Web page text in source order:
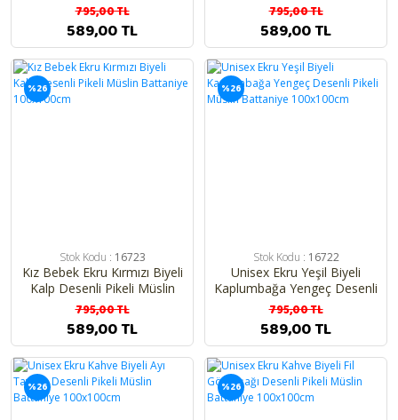
Müslin Battaniye
100x100cm
795,00 TL
589,00 TL
Battaniye 100x100cm
795,00 TL
589,00 TL
%26
Stok Kodu : 16723
Kız Bebek Ekru Kırmızı Biyeli
Kalp Desenli Pikeli Müslin
Battaniye 100x100cm
795,00 TL
589,00 TL
%26
Stok Kodu : 16722
Unisex Ekru Yeşil Biyeli
Kaplumbağa Yengeç Desenli
Pikeli Müslin Battaniye
100x100cm
795,00 TL
589,00 TL
%26 %26